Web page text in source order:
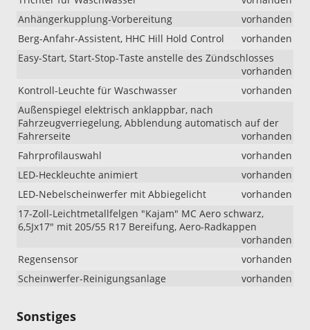
Anhängerkupplung-Vorbereitung
vorhanden
Berg-Anfahr-Assistent, HHC Hill Hold Control
vorhanden
Easy-Start, Start-Stop-Taste anstelle des Zündschlosses
vorhanden
Kontroll-Leuchte für Waschwasser
vorhanden
Außenspiegel elektrisch anklappbar, nach
Fahrzeugverriegelung, Abblendung automatisch auf der
Fahrerseite
vorhanden
Fahrprofilauswahl
vorhanden
LED-Heckleuchte animiert
vorhanden
LED-Nebelscheinwerfer mit Abbiegelicht
vorhanden
17-Zoll-Leichtmetallfelgen "Kajam" MC Aero schwarz,
6,5Jx17" mit 205/55 R17 Bereifung, Aero-Radkappen
vorhanden
Regensensor
vorhanden
Scheinwerfer-Reinigungsanlage
vorhanden
Sonstiges